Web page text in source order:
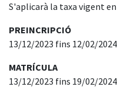
S'aplicarà la taxa vigent
PREINCRIPCIÓ
13/12/2023 fins 12/02/2024
MATRÍCULA
13/12/2023 fins 19/02/2024